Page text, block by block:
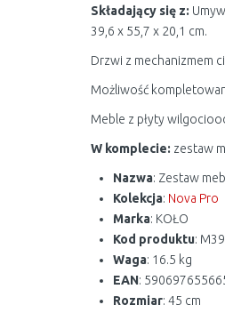
Składający się z:
39,6 x 55,7 x 20,1 cm.
Drzwi z mechanizmem
Możliwość
Meble z płyty
W komplecie: zestaw
Nazwa: Zestaw
Kolekcja: Nova Pro
Marka: KOŁO
Kod produktu:
Waga: 16.5 kg
EAN:
Rozmiar: 45 cm